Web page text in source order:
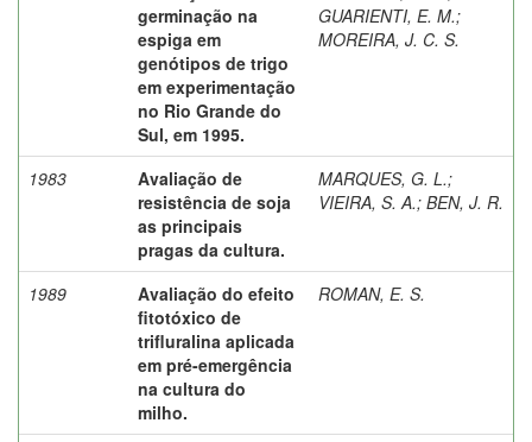
germinação na
espiga em
genótipos de trigo
em experimentação
no Rio Grande do
Sul, em 1995.
GUARIENTI, E. M.;
MOREIRA, J. C. S.
1983
Avaliação de
resistência de soja
as principais
pragas da cultura.
MARQUES, G. L.;
VIEIRA, S. A.; BEN, J. R.
1989
Avaliação do efeito
fitotóxico de
trifluralina aplicada
em pré-emergência
na cultura do
milho.
ROMAN, E. S.